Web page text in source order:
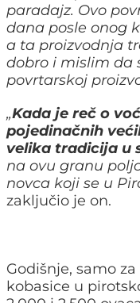
paradajz. Ovo
dana posle onog
a ta proizvodnja
dobro i mislim da
povrtarskoj
„Kada je reč o
pojedinačnih
velika tradicija u
na ovu granu
novca koji se u
zaključio je on.
Godišnje, samo
kobasice u